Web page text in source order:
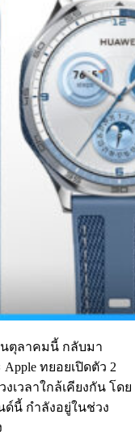
ตุลาคมนี้ กลับมา
ทยอยเปิดตัว 2
วลาใกล้เคียงกัน โดย
นี้ กำลังอยู่ในช่วง